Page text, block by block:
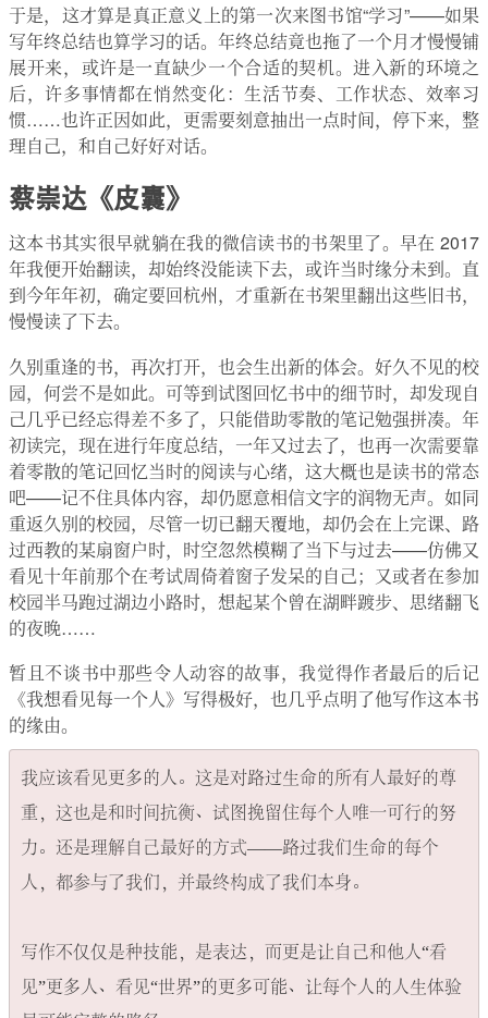
于是，这才算是真正意义上的第一次来图书馆“学习”——如果
写年终总结也算学习的话。年终总结竟也拖了一个月才慢慢铺
展开来，或许是一直缺少一个合适的契机。进入新的环境之
后，许多事情都在悄然变化：生活节奏、工作状态、效率习
惯……也许正因如此，更需要刻意抽出一点时间，停下来，整
理自己，和自己好好对话。
蔡崇达《皮囊》
这本书其实很早就躺在我的微信读书的书架里了。早在 2017
年我便开始翻读，却始终没能读下去，或许当时缘分未到。直
到今年年初，确定要回杭州，才重新在书架里翻出这些旧书，
慢慢读了下去。
久别重逢的书，再次打开，也会生出新的体会。好久不见的校
园，何尝不是如此。可等到试图回忆书中的细节时，却发现自
己几乎已经忘得差不多了，只能借助零散的笔记勉强拼凑。年
初读完，现在进行年度总结，一年又过去了，也再一次需要靠
着零散的笔记回忆当时的阅读与心绪，这大概也是读书的常态
吧——记不住具体内容，却仍愿意相信文字的润物无声。如同
重返久别的校园，尽管一切已翻天覆地，却仍会在上完课、路
过西教的某扇窗户时，时空忽然模糊了当下与过去——仿佛又
看见十年前那个在考试周倚着窗子发呆的自己；又或者在参加
校园半马跑过湖边小路时，想起某个曾在湖畔踱步、思绪翻飞
的夜晚……
暂且不谈书中那些令人动容的故事，我觉得作者最后的后记
《我想看见每一个人》写得极好，也几乎点明了他写作这本书
的缘由。
我应该看见更多的人。这是对路过生命的所有人最好的尊
重，这也是和时间抗衡、试图挽留住每个人唯一可行的努
力。还是理解自己最好的方式——路过我们生命的每个
人，都参与了我们，并最终构成了我们本身。
写作不仅仅是种技能，是表达，而更是让自己和他人“看
见”更多人、看见“世界”的更多可能、让每个人的人生体验